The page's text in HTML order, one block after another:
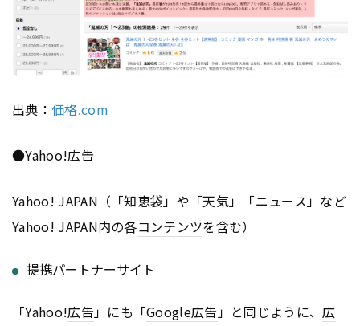
出典： 価格.com
●Yahoo!広告
Yahoo! JAPAN（「知恵袋」や「天気」「ニュース」など
Yahoo! JAPAN内の各コンテンツを含む）
提携パートナーサイト
「Yahoo!広告 」にも「Google広告 」と同じように、 広